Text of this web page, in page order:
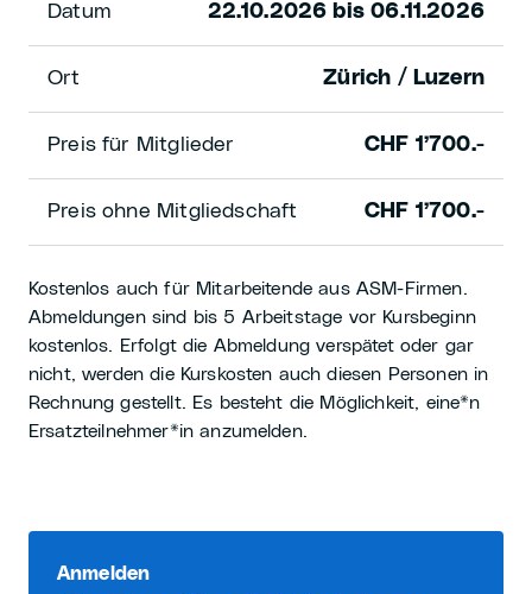
Datum 22.10.2026 bis 06.11.2026
Ort Zürich / Luzern
Preis für Mitglieder CHF 1’700.-
Preis ohne Mitgliedschaft CHF 1’700.-
Kostenlos auch für Mitarbeitende aus ASM-Firmen.
Abmeldungen sind bis 5 Arbeitstage vor Kursbeginn
kostenlos. Erfolgt die Abmeldung verspätet oder gar
nicht, werden die Kurskosten auch diesen Personen in
Rechnung gestellt. Es besteht die Möglichkeit, eine*n
Ersatzteilnehmer*in anzumelden.
Anmelden